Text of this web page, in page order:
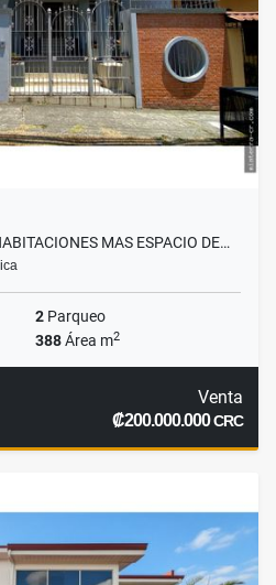
MAS ESPACIO DE…
2 Parqueo
388Área m2
Venta
₡200.000.000CRC